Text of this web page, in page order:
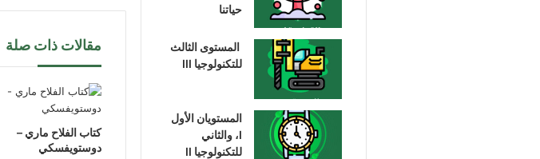
مقالات ذات صلة
كتاب الفلاح ماري –
دوستويفسكي
حياتنا
المستوى الثالث
للتكنولوجيا III
المستويان الأول
I، والثاني
للتكنولوجيا II